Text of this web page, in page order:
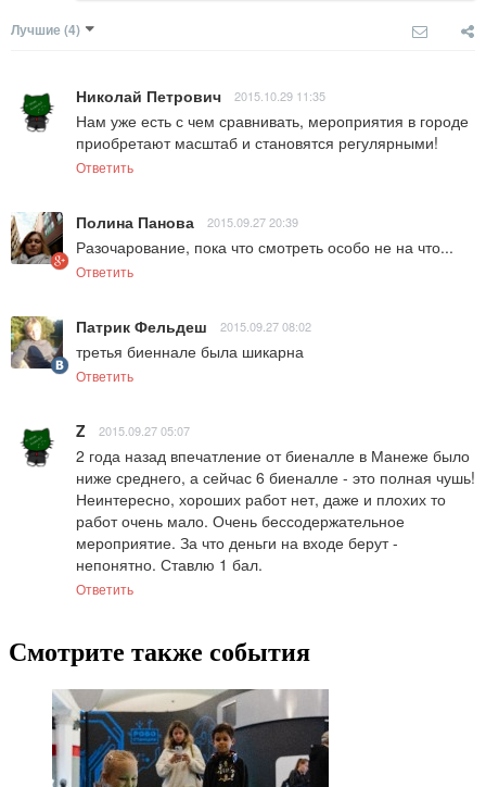
Лучшие (4)
Николай Петрович 2015.10.29 11:35
Нам уже есть с чем сравнивать, мероприятия в городе
приобретают масштаб и становятся регулярными!
Ответить
Полина Панова 2015.09.27 20:39
Разочарование, пока что смотреть особо не на что...
Ответить
Патрик Фельдеш 2015.09.27 08:02
третья биеннале была шикарна
Ответить
Z 2015.09.27 05:07
2 года назад впечатление от биеналле в Манеже было
ниже среднего, а сейчас 6 биеналле - это полная чушь!
Неинтересно, хороших работ нет, даже и плохих то
работ очень мало. Очень бессодержательное
мероприятие. За что деньги на входе берут -
непонятно. Ставлю 1 бал.
Ответить
Смотрите также события